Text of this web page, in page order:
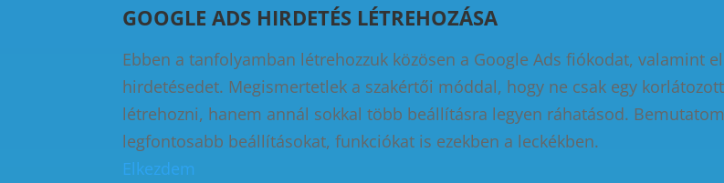
GOOGLE ADS HIRDETÉS LÉTREHOZÁSA
Ebben a tanfolyamban létrehozzuk közösen a Google Ads fiókodat, valamint
hirdetésedet. Megismertetlek a szakértői móddal, hogy ne csak egy
létrehozni, hanem annál sokkal több beállításra legyen ráhatásod.
legfontosabb beállításokat, funkciókat is ezekben a leckékben.
Elkezdem